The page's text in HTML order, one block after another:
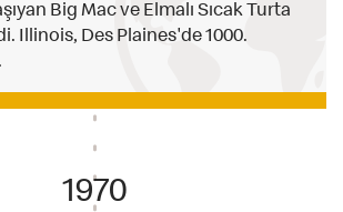
Big Mac ve Elmalı Sıcak Turta
Illinois, Des Plaines'de 1000.
1970